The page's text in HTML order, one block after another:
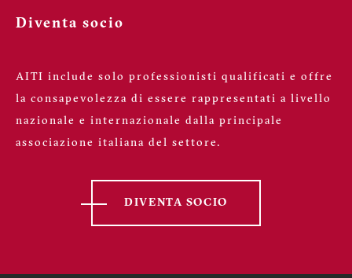
Diventa socio
AITI include solo professionisti qualificati e offre
la consapevolezza di essere rappresentati a livello
nazionale e internazionale dalla principale
associazione italiana del settore.
DIVENTA SOCIO